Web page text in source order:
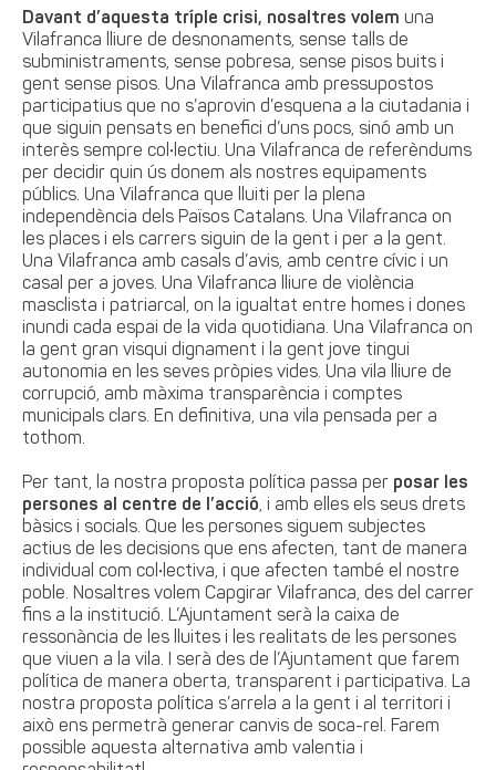
Davant d’aquesta tríple crisi, nosaltres volem una
Vilafranca lliure de desnonaments, sense talls de
subministraments, sense pobresa, sense pisos buits i
gent sense pisos. Una Vilafranca amb pressupostos
participatius que no s’aprovin d’esquena a la ciutadania i
que siguin pensats en benefici d’uns pocs, sinó amb un
interès sempre col•lectiu. Una Vilafranca de referèndums
per decidir quin ús donem als nostres equipaments
públics. Una Vilafranca que lluiti per la plena
independència dels Països Catalans. Una Vilafranca on
les places i els carrers siguin de la gent i per a la gent.
Una Vilafranca amb casals d’avis, amb centre cívic i un
casal per a joves. Una Vilafranca lliure de violència
masclista i patriarcal, on la igualtat entre homes i dones
inundi cada espai de la vida quotidiana. Una Vilafranca on
la gent gran visqui dignament i la gent jove tingui
autonomia en les seves pròpies vides. Una vila lliure de
corrupció, amb màxima transparència i comptes
municipals clars. En definitiva, una vila pensada per a
tothom.
Per tant, la nostra proposta política passa per posar les
persones al centre de l’acció, i amb elles els seus drets
bàsics i socials. Que les persones siguem subjectes
actius de les decisions que ens afecten, tant de manera
individual com col•lectiva, i que afecten també el nostre
poble. Nosaltres volem Capgirar Vilafranca, des del carrer
fins a la institució. L’Ajuntament serà la caixa de
ressonància de les lluites i les realitats de les persones
que viuen a la vila. I serà des de l’Ajuntament que farem
política de manera oberta, transparent i participativa. La
nostra proposta política s’arrela a la gent i al territori i
això ens permetrà generar canvis de soca-rel. Farem
possible aquesta alternativa amb valentia i